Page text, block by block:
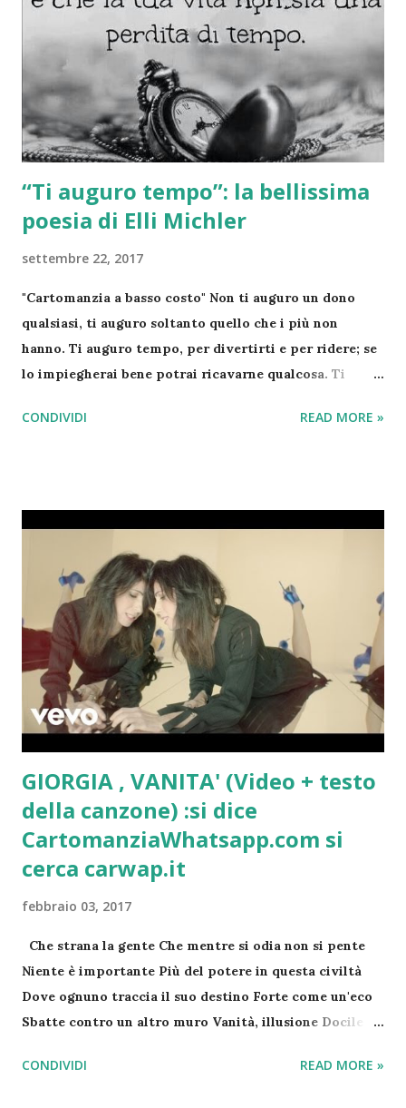
“Ti auguro tempo”: la bellissima
poesia di Elli Michler
settembre 22, 2017
"Cartomanzia a basso costo" Non ti auguro un dono
qualsiasi, ti auguro soltanto quello che i più non
hanno. Ti auguro tempo, per divertirti e per ridere; se
lo impiegherai bene potrai ricavarne qualcosa. Ti
per te stesso, ma anche per donarlo agli altri. Ti
tempo per stupirti e tempo per fidarti e non soltanto
per guadarlo sull’orologio. Ti auguro tempo per
guardare le stelle e tempo per crescere, per maturare.
Ti auguro tempo per sperare nuovamente e per amare.
Non ha più senso rimandare. Ti auguro tempo per
trovare te stesso, per vivere ogni tuo giorno, ogni tua
ora come un dono. Ti auguro tempo anche per
perdonare. Ti auguro di avere tempo, tempo per la
vita. Elli Michler
CONDIVIDI READ MORE »
GIORGIA , VANITA' (Video + testo
della canzone) :si dice
CartomanziaWhatsapp.com si
cerca carwap.it
febbraio 03, 2017
Che strana la gente Che mentre si odia non si pente
Niente è importante Più del potere in questa civiltà
Dove ognuno traccia il suo destino Forte come un'eco
Sbatte contro un altro muro Vanità, illusione Docile si
altro imbroglio e tu lo chiami amore E mi spacca il
CONDIVIDI READ MORE »